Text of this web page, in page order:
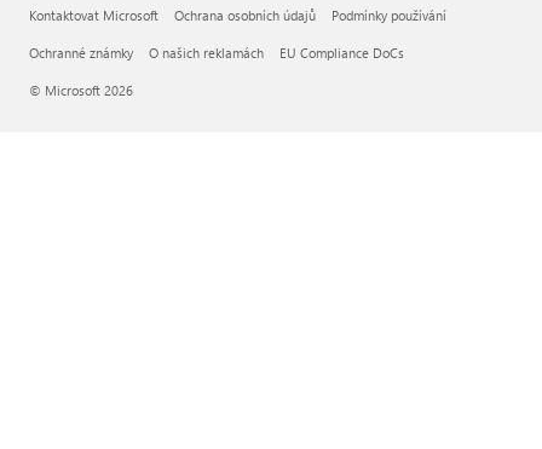
Kontaktovat Microsoft Ochrana osobních údajů Podmínky používání
Ochranné známky O našich reklamách EU Compliance DoCs
© Microsoft 2026